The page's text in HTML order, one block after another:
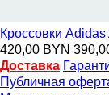
Кроссовки
420,00 BYN
Доставка
Публичная